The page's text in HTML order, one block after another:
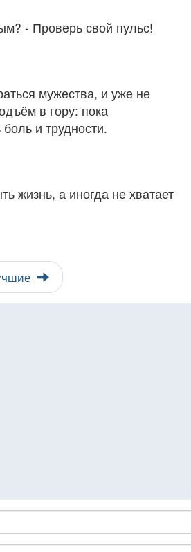
- Проверь свой пульс!
мужества, и уже не
в гору: пока
и трудности.
жизнь, а иногда не хватает